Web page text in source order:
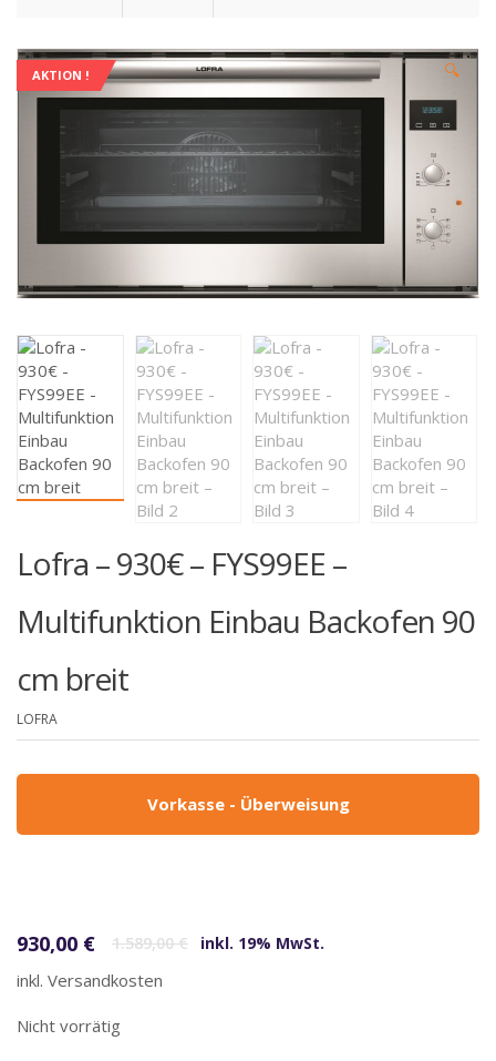
AKTION ! 🔍
Lofra – 930€ – FYS99EE –
Multifunktion Einbau Backofen 90
cm breit
LOFRA
Vorkasse - Überweisung
1.589,00€
930,00 € inkl. 19% MwSt.
inkl. Versandkosten
Nicht vorrätig